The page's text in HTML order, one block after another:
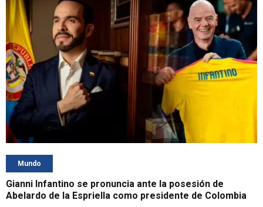
Mundo
Gianni Infantino se pronuncia ante la posesión de
Abelardo de la Espriella como presidente de Colombia